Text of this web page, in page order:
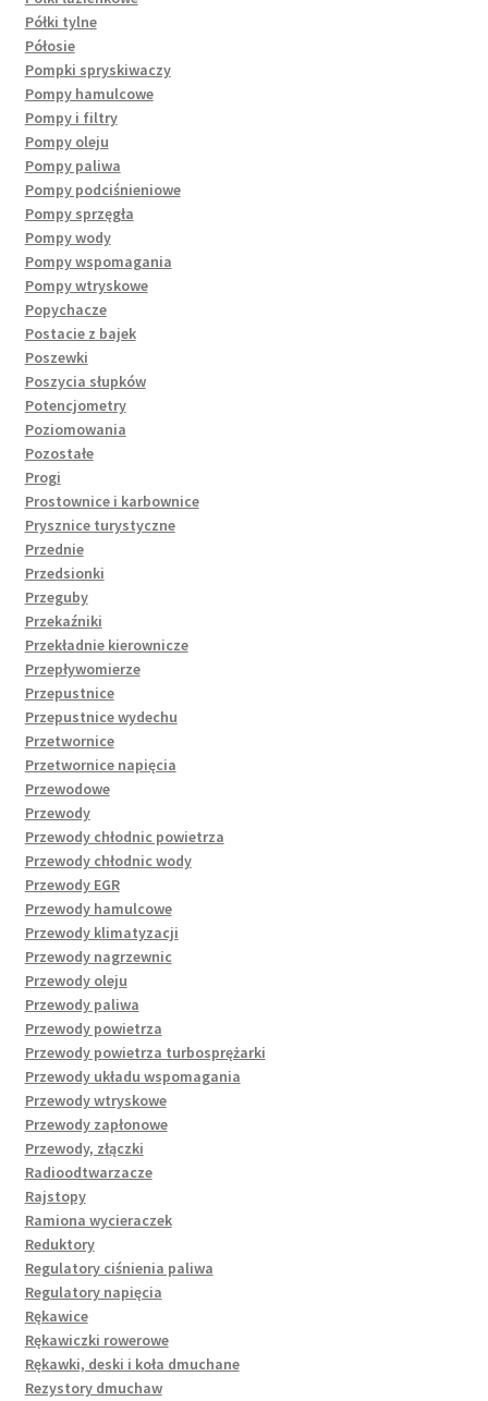
Półki tylne
Półosie
Pompki spryskiwaczy
Pompy hamulcowe
Pompy i filtry
Pompy oleju
Pompy paliwa
Pompy podciśnieniowe
Pompy sprzęgła
Pompy wody
Pompy wspomagania
Pompy wtryskowe
Popychacze
Postacie z bajek
Poszewki
Poszycia słupków
Potencjometry
Poziomowania
Pozostałe
Progi
Prostownice i karbownice
Prysznice turystyczne
Przednie
Przedsionki
Przeguby
Przekaźniki
Przekładnie kierownicze
Przepływomierze
Przepustnice
Przepustnice wydechu
Przetwornice
Przetwornice napięcia
Przewodowe
Przewody
Przewody chłodnic powietrza
Przewody chłodnic wody
Przewody EGR
Przewody hamulcowe
Przewody klimatyzacji
Przewody nagrzewnic
Przewody oleju
Przewody paliwa
Przewody powietrza
Przewody powietrza turbosprężarki
Przewody układu wspomagania
Przewody wtryskowe
Przewody zapłonowe
Przewody, złączki
Radioodtwarzacze
Rajstopy
Ramiona wycieraczek
Reduktory
Regulatory ciśnienia paliwa
Regulatory napięcia
Rękawice
Rękawiczki rowerowe
Rękawki, deski i koła dmuchane
Rezystory dmuchaw